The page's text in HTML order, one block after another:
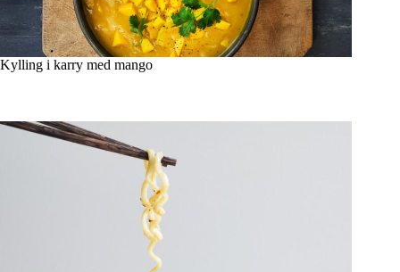
Kylling i karry med mango